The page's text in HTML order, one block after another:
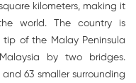
kilometers, making it
world. The country is
of the Malay Peninsula
by two bridges.
63 smaller surrounding